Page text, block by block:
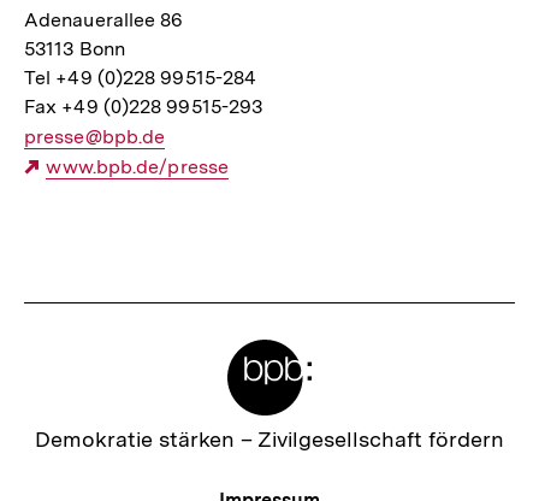
Adenauerallee 86
53113 Bonn
Tel +49 (0)228 99515-284
Fax +49 (0)228 99515-293
E-
Mail
presse@bpb.de
Externer
www.bpb.de/presse
Zur
Demokratie stärken – Zivilgesellschaft fördern